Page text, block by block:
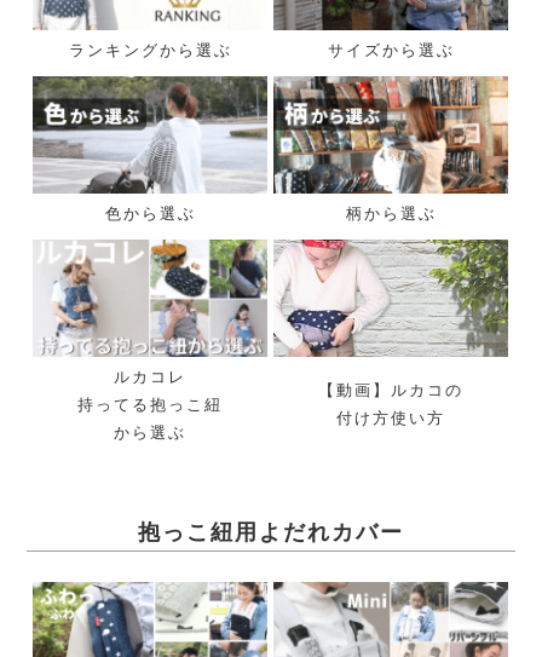
ランキングから選ぶ サイズから選ぶ
色から選ぶ 柄から選ぶ
ルカコレ
持ってる抱っこ紐
から選ぶ
【動画】ルカコの
付け方使い方
抱っこ紐用よだれカバー